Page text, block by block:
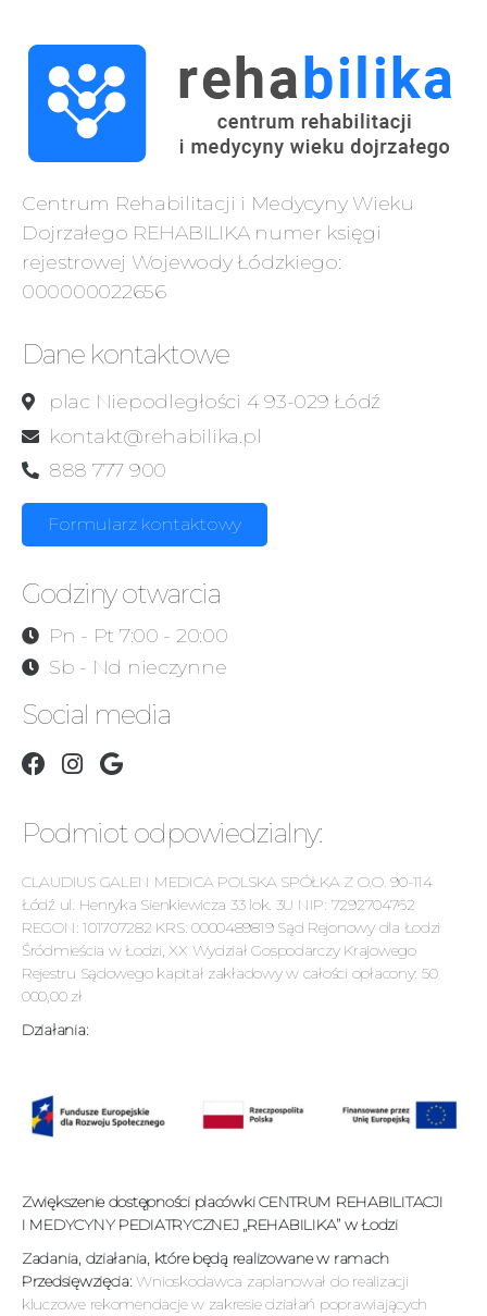
Centrum Rehabilitacji i Medycyny Wieku
Dojrzałego REHABILIKA numer księgi
rejestrowej Wojewody Łódzkiego:
000000022656
Dane kontaktowe
plac Niepodległości 4 93-029 Łódź
kontakt@rehabilika.pl
888 777 900
Formularz kontaktowy
Godziny otwarcia
Pn - Pt 7:00 - 20:00
Sb - Nd nieczynne
Social media
Podmiot odpowiedzialny:
CLAUDIUS GALEN MEDICA POLSKA SPÓŁKA Z O.O. 90-114
Łódź ul. Henryka Sienkiewicza 33 lok. 3U NIP: 7292704762
REGON: 101707282 KRS: 0000489819 Sąd Rejonowy dla Łodzi
Śródmieścia w Łodzi, XX Wydział Gospodarczy Krajowego
Rejestru Sądowego kapitał zakładowy w całości opłacony: 50
000,00 zł
Działania:
Zwiększenie dostępności placówki CENTRUM REHABILITACJI
I MEDYCYNY PEDIATRYCZNEJ „REHABILIKA” w Łodzi
Zadania, działania, które będą realizowane w ramach
Przedsięwzięcia:Wnioskodawca zaplanował do realizacji
kluczowe rekomendacje w zakresie działań poprawiających